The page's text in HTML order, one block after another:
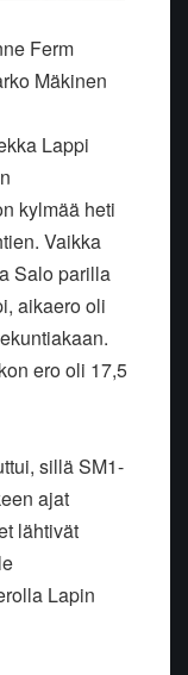
Ferm
Mäkinen
Lappi
kylmää heti
Vaikka
Salo parilla
aikaero oli
ero oli 17,5
sillä SM1-
ajat
lähtivät
Lapin